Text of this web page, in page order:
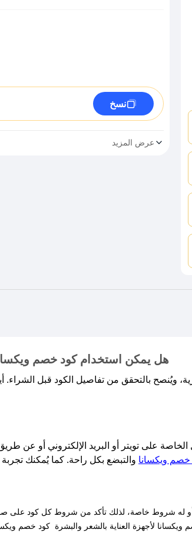
نسخ
عرض المزيد
هل يمكن استخدام كود خصم ويكسانا
ويُنصح بالتحقق من تفاصيل الكود قبل
على تويتر أو البريد الإلكتروني أو
خصم ويكسانا